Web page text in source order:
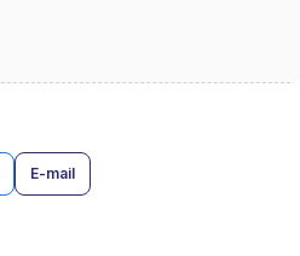
E-mail